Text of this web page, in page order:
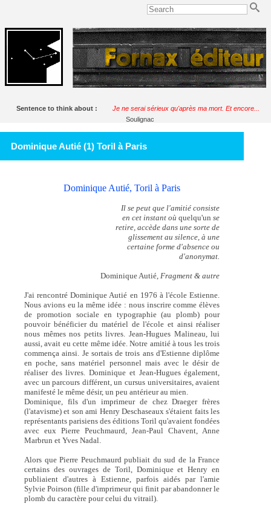
Sentence to think about :
Je ne serai sérieux qu'après ma mort. Et encore...
Soulignac
Dominique Autié (1) Toril à Paris
Dominique Autié, Toril à Paris
Il se peut que l'amitié consiste
en cet instant oùquelqu'un se
retire, accède dans une sorte de
glissement au silence, à une
certaine forme d'absence ou
d'anonymat.
Dominique Autié, Fragment & autre
J'ai rencontré Dominique Autié en 1976 à l'école Estienne.
Nous avions eu la même idée : nous inscrire comme élèves
de promotion sociale en typographie (au plomb) pour
pouvoir bénéficier du matériel de l'école et ainsi réaliser
nous mêmes nos petits livres. Jean-Hugues Malineau, lui
aussi, avait eu cette même idée. Notre amitié à tous les trois
commença ainsi. Je sortais de trois ans d'Estienne diplôme
en poche, sans matériel personnel mais avec le désir de
réaliser des livres. Dominique et Jean-Hugues également,
avec un parcours différent, un cursus universitaires, avaient
manifesté le même désir, un peu antérieur au mien.
Dominique, fils d'un imprimeur de chez Draeger frères
(l'atavisme) et son ami Henry Deschaseaux s'étaient faits les
représentants parisiens des éditions Toril qu'avaient fondées
avec eux Pierre Peuchmaurd, Jean-Paul Chavent, Anne
Marbrun et Yves Nadal.
Alors que Pierre Peuchmaurd publiait du sud de la France
certains des ouvrages de Toril, Dominique et Henry en
publiaient d'autres à Estienne, parfois aidés par l'amie
Sylvie Poirson (fille d'imprimeur qui finit par abandonner le
plomb du caractère pour celui du vitrail).